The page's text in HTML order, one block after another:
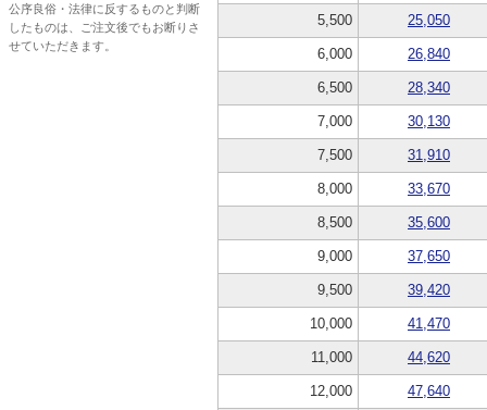
公序良俗・法律に反するものと判断
したものは、ご注文後でもお断りさ
せていただきます。
5,500 25,050
6,000 26,840
6,500 28,340
7,000 30,130
7,500 31,910
8,000 33,670
8,500 35,600
9,000 37,650
9,500 39,420
10,000 41,470
11,000 44,620
12,000 47,640